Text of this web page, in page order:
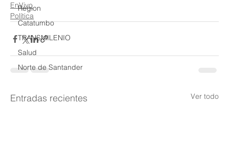
Region
Catatumbo
TRANSMILENIO
Salud
Norte de Santander
EnVivo
Política
Entradas recientes Ver todo